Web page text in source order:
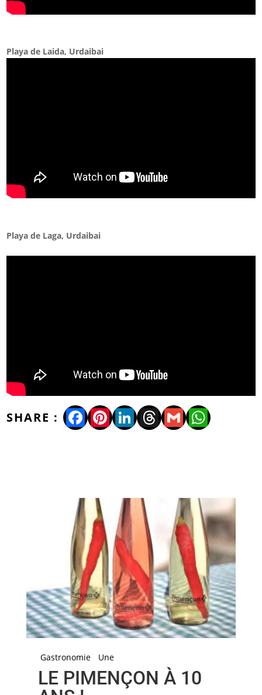
Playa de Laida, Urdaibai
Playa de Laga, Urdaibai
Facebook
Pinterest
LinkedIn
Threads
Gmail
Gastronomie Une
LE PIMENÇON À 10